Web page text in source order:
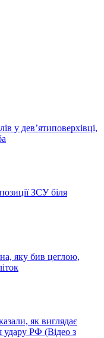
у дев’ятиповерхівці,
ЗСУ біля
яку бив цеглою,
як виглядає
удару РФ (Відео з